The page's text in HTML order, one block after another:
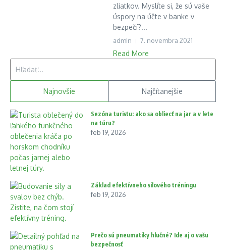
zliatkov. Myslíte si, že sú vaše
úspory na účte v banke v
bezpečí?...
admin 7. novembra 2021
Read More
Najnovšie Najčítanejšie
Sezóna turistu: ako sa obliecť na jar a v lete
na túru?
feb 19, 2026
Základ efektívneho silového tréningu
feb 19, 2026
Prečo sú pneumatiky hlučné? Ide aj o vašu
bezpečnosť